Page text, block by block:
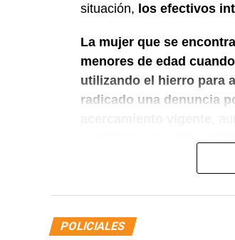
situación, los efectivos
La mujer que se
menores de edad
utilizando el hierro para
radicado una denuncia
Luego de controlar la
POLICIALES